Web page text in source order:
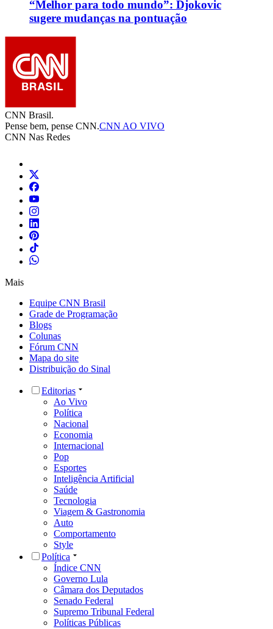
“Melhor para todo mundo”: Djokovic
sugere mudanças na pontuação
CNN Brasil.
Pense bem, pense CNN.CNN AO VIVO
CNN Nas Redes
Mais
Equipe CNN Brasil
Grade de Programação
Blogs
Colunas
Fórum CNN
Mapa do site
Distribuição do Sinal
Editorias
Ao Vivo
Política
Nacional
Economia
Internacional
Pop
Esportes
Inteligência Artificial
Saúde
Tecnologia
Viagem & Gastronomia
Auto
Comportamento
Style
Política
Índice CNN
Governo Lula
Câmara dos Deputados
Senado Federal
Supremo Tribunal Federal
Políticas Públicas